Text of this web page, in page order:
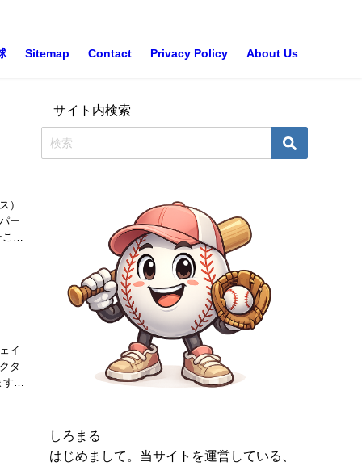
Sitemap Contact Privacy Policy About Us
）
ー
で
イ
タ
す
サイト内検索
しろまる
はじめまして。当サイトを運営している、